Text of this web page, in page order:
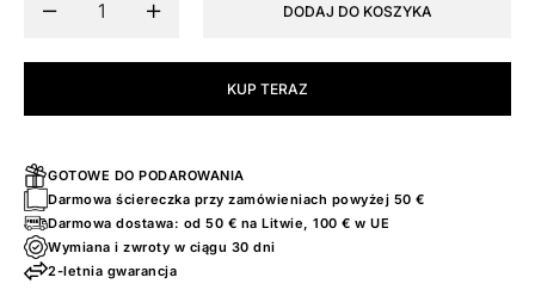
DODAJ DO KOSZYKA
KUP TERAZ
GOTOWE DO PODAROWANIA
Darmowa ściereczka przy zamówieniach powyżej 50 €
Darmowa dostawa: od 50 € na Litwie, 100 € w UE
Wymiana i zwroty w ciągu 30 dni
2-letnia gwarancja